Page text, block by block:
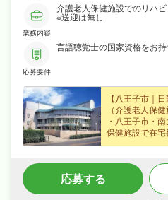
業務内容
介護老人保健施設でのリハ
※送迎は無し
応募要件
言語聴覚士の国家資格をお
【八王子市｜
（介護老人保健
・八王子市・
保健施設で在
アに携わる言
・正社員で月給
給ありなど好
価します！
応募する